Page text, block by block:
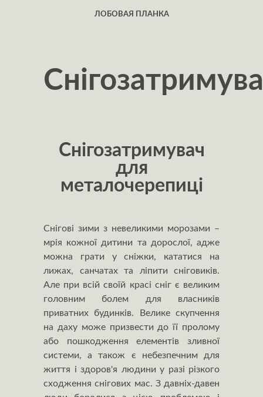
ЛОБОВАЯ ПЛАНКА
Снігозатримувач
для
металочерепиці
Снігові зими з невеликими морозами –
мрія кожної дитини та дорослої, адже
можна грати у сніжки, кататися на
лижах, санчатах та ліпити сніговиків.
Але при всій своїй красі сніг є великим
головним болем для власників
приватних будинків. Велике скупчення
на даху може призвести до її пролому
або пошкодження елементів зливної
системи, а також є небезпечним для
життя і здоров'я людини у разі різкого
сходження снігових мас. З давніх-давен